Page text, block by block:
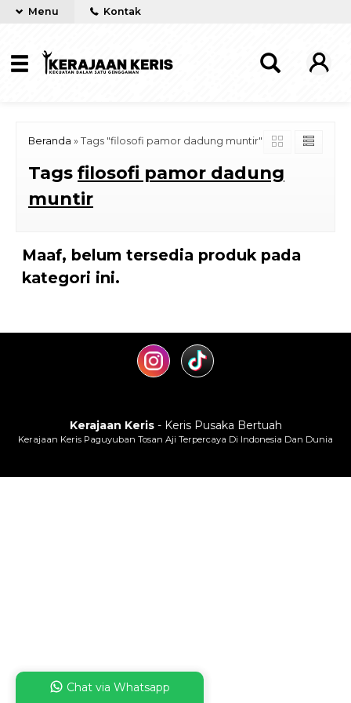
Menu Kontak
Beranda » Tags "filosofi pamor dadung muntir"
Tags filosofi pamor dadung
muntir
Maaf, belum tersedia produk pada
kategori ini.
Kerajaan Keris- Keris Pusaka Bertuah
Kerajaan Keris Paguyuban Tosan Aji Terpercaya Di Indonesia Dan Dunia
Chat via Whatsapp